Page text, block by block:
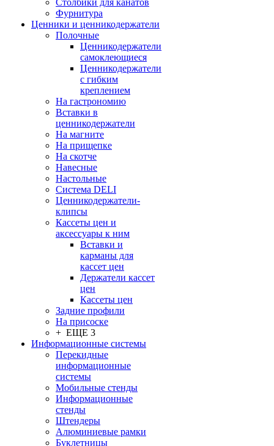
Столбики для канатов
Фурнитура
Ценники и ценникодержатели
Полочные
Ценникодержатели
самоклеющиеся
Ценникодержатели
с гибким
креплением
На гастрономию
Вставки в
ценникодержатели
На магните
На прищепке
На скотче
Навесные
Настольные
Система DELI
Ценникодержатели-
клипсы
Кассеты цен и
аксессуары к ним
Вставки и
карманы для
кассет цен
Держатели кассет
цен
Кассеты цен
Задние профили
На присоске
+ ЕЩЕ 3
Информационные системы
Перекидные
информационные
системы
Мобильные стенды
Информационные
стенды
Штендеры
Алюминиевые рамки
Буклетницы